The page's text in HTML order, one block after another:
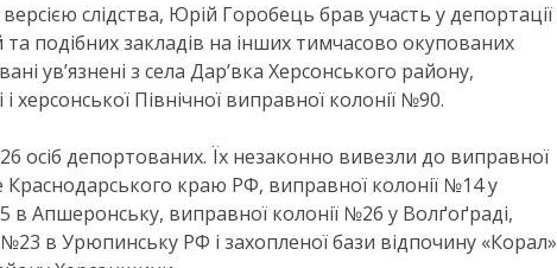
слідства, Юрій Горобець брав участь у депортації
та подібних закладів на інших тимчасово окупованих
увʼязнені з села Дарʼвка Херсонського району,
херсонської Північної виправної колонії №90.
осіб депортованих. Їх незаконно вивезли до виправної
Краснодарського краю РФ, виправної колонії №14 у
в Апшеронську, виправної колонії №26 у Волґоґраді,
в Урюпинську РФ і захопленої бази відпочину «Корал»